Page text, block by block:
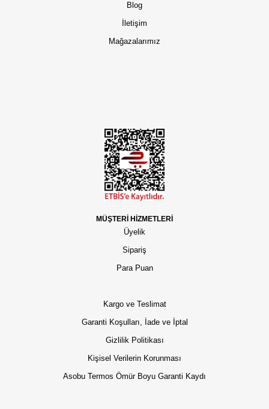
Blog
İletişim
Mağazalarımız
MÜŞTERİ HİZMETLERİ
Üyelik
Sipariş
Para Puan
Kargo ve Teslimat
Garanti Koşulları, İade ve İptal
Gizlilik Politikası
Kişisel Verilerin Korunması
Asobu Termos Ömür Boyu Garanti Kaydı